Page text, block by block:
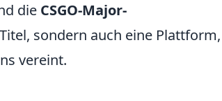
die CSGO-Major-
sondern auch eine Plattform,
vereint.